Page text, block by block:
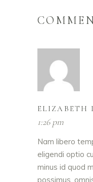
ELIZABETH
1:26 pm
Nam libero
eligendi optio
minus id quod
possimus,